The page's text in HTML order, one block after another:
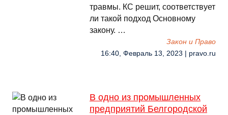
травмы. КС решит, соответствует
ли такой подход Основному
закону. …
Закон и Право
16:40, Февраль 13, 2023 | pravo.ru
В одно из промышленных
предприятий Белгородской